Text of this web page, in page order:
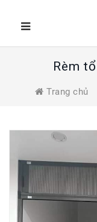
Rèm
Trang chủ